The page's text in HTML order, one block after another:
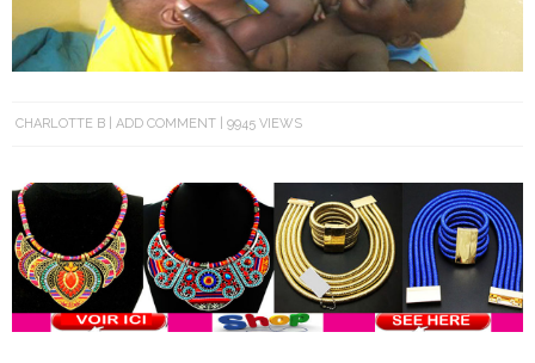
CHARLOTTE B ADD COMMENT 9945 VIEWS